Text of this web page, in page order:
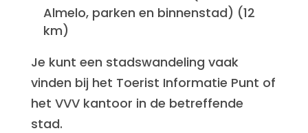
Almelo, parken en binnenstad) (12
km)
Je kunt een stadswandeling vaak
vinden bij het Toerist Informatie Punt of
het VVV kantoor in de betreffende
stad.